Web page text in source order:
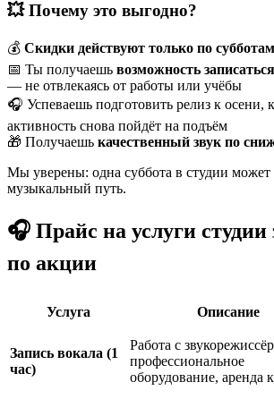
💥 Почему это выгодно?
💰 Скидки действуют только по
📅 Ты получаешь возможность
— не отвлекаясь от работы или учёбы
🎧 Успеваешь подготовить релиз к осени,
активность снова пойдёт на подъём
🎁 Получаешь качественный звук по
Мы уверены: одна суббота в студии может
музыкальный путь.
🎧 Прайс на услуги студии
по акции
Услуга Описание
Запись вокала (1
час)
Работа с
профессиональное
оборудование, аренда